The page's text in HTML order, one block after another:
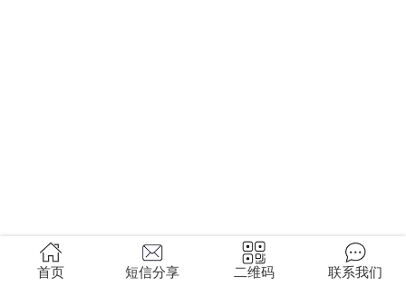
首页 短信分享 二维码 联系我们